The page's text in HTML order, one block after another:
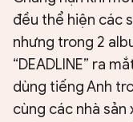
đều thể hiện các
nhưng trong 2
“DEADLINE” ra
dùng tiếng Anh
cùng các nhà